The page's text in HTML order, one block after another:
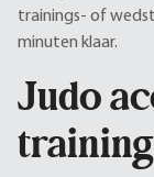
trainings- of
minuten klaar.
Judo